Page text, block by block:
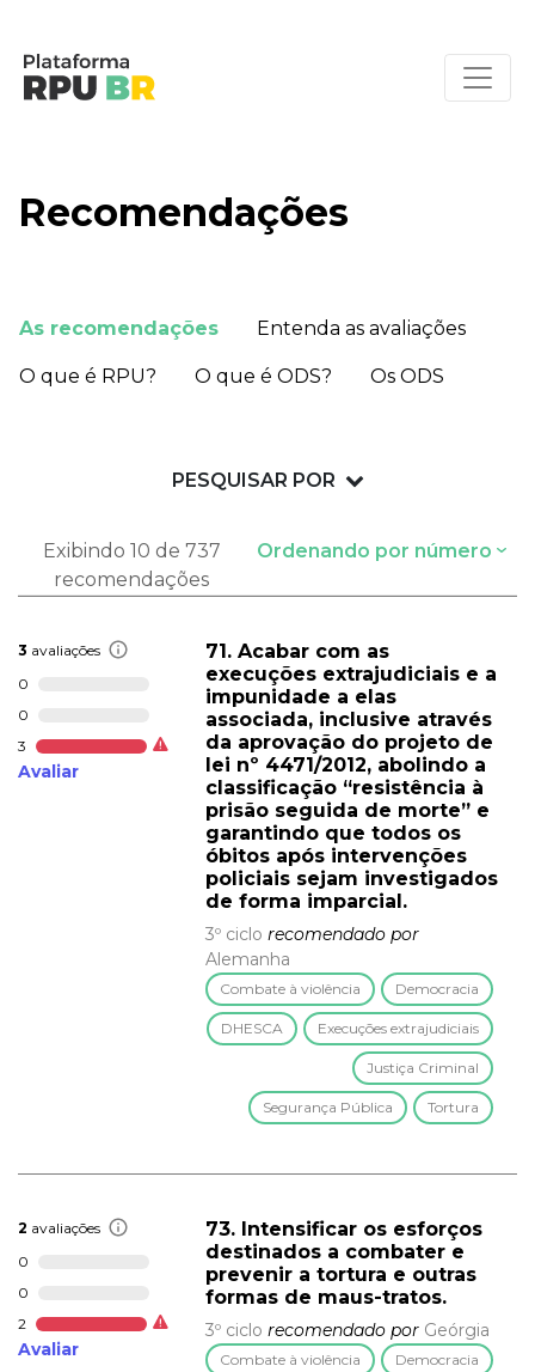
Recomendações
As recomendações Entenda as avaliações
O que é RPU? O que é ODS? Os ODS
PESQUISAR POR
Exibindo 10 de 737
recomendações
Ordenando por número
3 avaliações
0
0
3
Avaliar
71. Acabar com as
execuções extrajudiciais e a
impunidade a elas
associada, inclusive através
da aprovação do projeto de
lei nº 4471/2012, abolindo a
classificação “resistência à
prisão seguida de morte” e
garantindo que todos os
óbitos após intervenções
policiais sejam investigados
de forma imparcial.
3º ciclo recomendado por
Alemanha
Combate à violência Democracia
DHESCA Execuções extrajudiciais
Justiça Criminal
Segurança Pública Tortura
2 avaliações
0
0
2
Avaliar
73. Intensificar os esforços
destinados a combater e
prevenir a tortura e outras
formas de maus-tratos.
3º ciclo recomendado por Geórgia
Combate à violência Democracia